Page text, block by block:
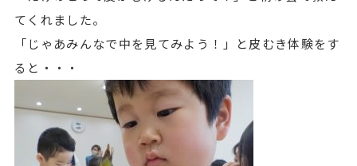
てくれました。
「じゃあみんなで中を見てみよう！」と皮むき体験をす
ると・・・